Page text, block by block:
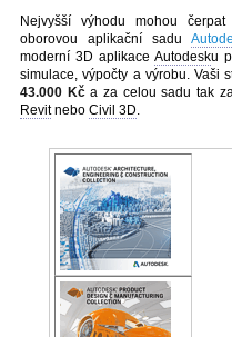
Nejvyšší výhodu mohou
oborovou aplikační sadu
moderní 3D aplikace Autodesku
simulace, výpočty a výrobu. Vaši
43.000 Kča za celou sadu tak
Revitnebo Civil 3D.